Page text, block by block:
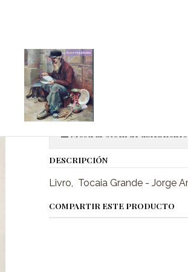
|
Livro, Tocaia
Cantidad
Mostrar stock de ubicaciones
DESCRIPCIÓN
Livro, Tocaia Grande - Jorge
COMPARTIR ESTE PRODUCTO